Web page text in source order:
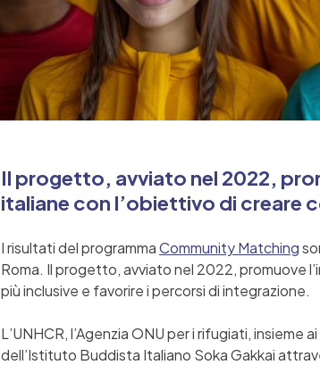
Il progetto, avviato nel 2022,
italiane con l’obiettivo di creare
I risultati del programmaCommunity Matching
Roma. Il progetto, avviato nel 2022, promuove
più inclusive e favorire i percorsi di integrazione.
L’UNHCR, l’Agenzia ONU per i rifugiati,
dell’Istituto Buddista Italiano Soka Gakkai